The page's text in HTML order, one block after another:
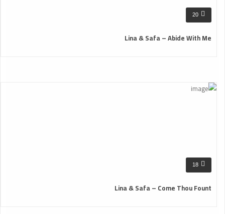
20
Lina & Safa – Abide With Me
18
Lina & Safa – Come Thou Fount